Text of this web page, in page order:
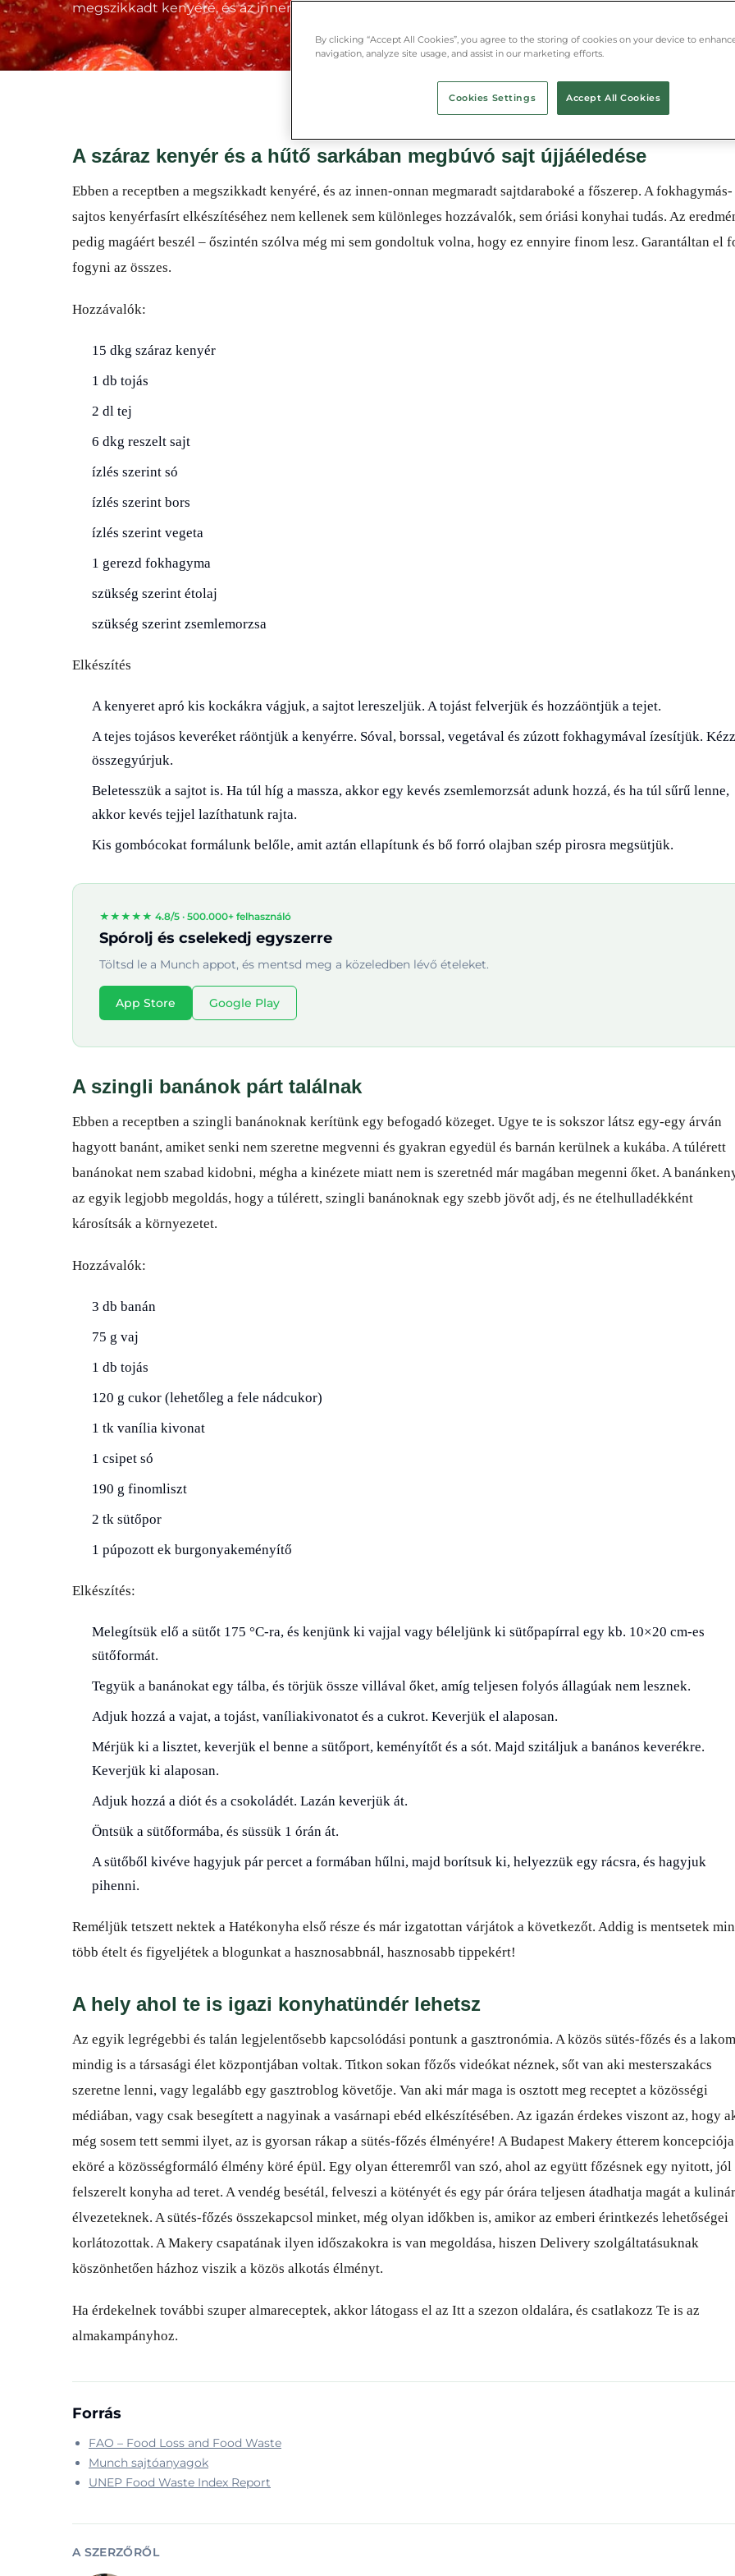
megszikkadt kenyéré, és az innen-onnan megmaradt sajtdaraboké a főszerep.
A száraz kenyér és a hűtő sarkában megbúvó sajt újjáéledése
Ebben a receptben a megszikkadt kenyéré, és az innen-onnan megmaradt sajtdaraboké a főszerep. A fokhagymás-
sajtos kenyérfasírt elkészítéséhez nem kellenek sem különleges hozzávalók, sem óriási konyhai tudás. Az
pedig magáért beszél – őszintén szólva még mi sem gondoltuk volna, hogy ez ennyire finom lesz. Garantáltan el
fogyni az összes.
Hozzávalók:
15 dkg száraz kenyér
1 db tojás
2 dl tej
6 dkg reszelt sajt
ízlés szerint só
ízlés szerint bors
ízlés szerint vegeta
1 gerezd fokhagyma
szükség szerint étolaj
szükség szerint zsemlemorzsa
Elkészítés
A kenyeret apró kis kockákra vágjuk, a sajtot lereszeljük. A tojást felverjük és hozzáöntjük a tejet.
A tejes tojásos keveréket ráöntjük a kenyérre. Sóval, borssal, vegetával és zúzott fokhagymával ízesítjük.
összegyúrjuk.
Beletesszük a sajtot is. Ha túl híg a massza, akkor egy kevés zsemlemorzsát adunk hozzá, és ha túl sűrű lenne,
akkor kevés tejjel lazíthatunk rajta.
Kis gombócokat formálunk belőle, amit aztán ellapítunk és bő forró olajban szép pirosra megsütjük.
★★★★★ 4.8/5 · 500.000+ felhasználó
Spórolj és cselekedj egyszerre
Töltsd le a Munch appot, és mentsd meg a közeledben lévő ételeket.
App Store Google Play
A szingli banánok párt találnak
Ebben a receptben a szingli banánoknak kerítünk egy befogadó közeget. Ugye te is sokszor látsz egy-egy árván
hagyott banánt, amiket senki nem szeretne megvenni és gyakran egyedül és barnán kerülnek a kukába. A túlérett
banánokat nem szabad kidobni, mégha a kinézete miatt nem is szeretnéd már magában megenni őket. A
az egyik legjobb megoldás, hogy a túlérett, szingli banánoknak egy szebb jövőt adj, és ne ételhulladékként
károsítsák a környezetet.
Hozzávalók:
3 db banán
75 g vaj
1 db tojás
120 g cukor (lehetőleg a fele nádcukor)
1 tk vanília kivonat
1 csipet só
190 g finomliszt
2 tk sütőpor
1 púpozott ek burgonyakeményítő
Elkészítés:
Melegítsük elő a sütőt 175 °C-ra, és kenjünk ki vajjal vagy béleljünk ki sütőpapírral egy kb. 10×20 cm-es
sütőformát.
Tegyük a banánokat egy tálba, és törjük össze villával őket, amíg teljesen folyós állagúak nem lesznek.
Adjuk hozzá a vajat, a tojást, vaníliakivonatot és a cukrot. Keverjük el alaposan.
Mérjük ki a lisztet, keverjük el benne a sütőport, keményítőt és a sót. Majd szitáljuk a banános keverékre.
Keverjük ki alaposan.
Adjuk hozzá a diót és a csokoládét. Lazán keverjük át.
Öntsük a sütőformába, és süssük 1 órán át.
A sütőből kivéve hagyjuk pár percet a formában hűlni, majd borítsuk ki, helyezzük egy rácsra, és hagyjuk
pihenni.
Reméljük tetszett nektek a Hatékonyha első része és már izgatottan várjátok a következőt. Addig is mentsetek
több ételt és figyeljétek a blogunkat a hasznosabbnál, hasznosabb tippekért!
A hely ahol te is igazi konyhatündér lehetsz
Az egyik legrégebbi és talán legjelentősebb kapcsolódási pontunk a gasztronómia. A közös sütés-főzés és a
mindig is a társasági élet központjában voltak. Titkon sokan főzős videókat néznek, sőt van aki mesterszakács
szeretne lenni, vagy legalább egy gasztroblog követője. Van aki már maga is osztott meg receptet a közösségi
médiában, vagy csak besegített a nagyinak a vasárnapi ebéd elkészítésében. Az igazán érdekes viszont az, hogy
még sosem tett semmi ilyet, az is gyorsan rákap a sütés-főzés élményére! A Budapest Makery étterem koncepciója
eköré a közösségformáló élmény köré épül. Egy olyan étteremről van szó, ahol az együtt főzésnek egy nyitott, jól
felszerelt konyha ad teret. A vendég besétál, felveszi a kötényét és egy pár órára teljesen átadhatja magát a
élvezeteknek. A sütés-főzés összekapcsol minket, még olyan időkben is, amikor az emberi érintkezés lehetőségei
korlátozottak. A Makery csapatának ilyen időszakokra is van megoldása, hiszen Delivery szolgáltatásuknak
köszönhetően házhoz viszik a közös alkotás élményt.
Ha érdekelnek további szuper almareceptek, akkor látogass el az Itt a szezon oldalára, és csatlakozz Te is az
almakampányhoz.
Forrás
FAO – Food Loss and Food Waste
Munch sajtóanyagok
UNEP Food Waste Index Report
A SZERZŐRŐL
By clicking “Accept All Cookies”, you agree to the storing of cookies on your device to
navigation, analyze site usage, and assist in our marketing efforts.
Cookies Settings Accept All Cookies